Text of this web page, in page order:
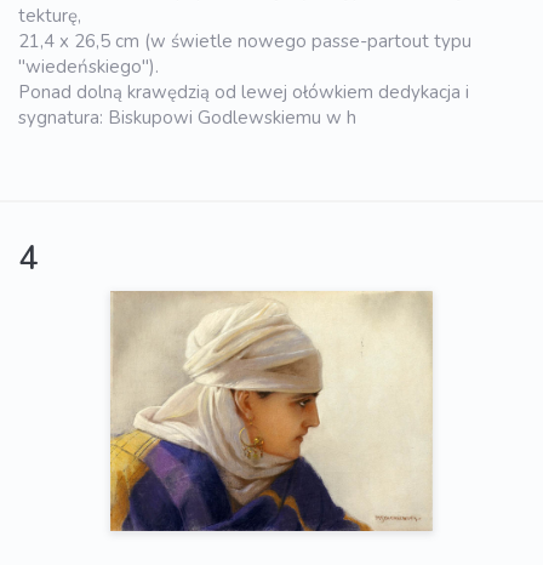
tekturę,
21,4 x 26,5 cm (w świetle nowego passe-partout typu
"wiedeńskiego").
Ponad dolną krawędzią od lewej ołówkiem dedykacja i
sygnatura: Biskupowi Godlewskiemu w h
4